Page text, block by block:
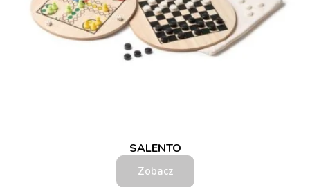
SALENTO
Zobacz